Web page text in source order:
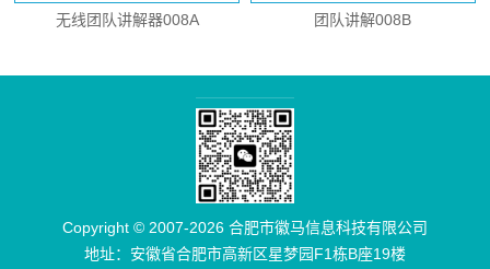
无线团队讲解器008A 团队讲解008B
Copyright © 2007-2026 合肥市徽马信息科技有限公司
地址：安徽省合肥市高新区星梦园F1栋B座19楼